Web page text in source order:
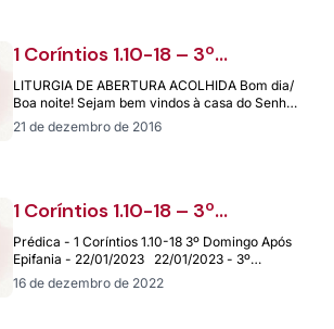
1 Coríntios 1.10-18 – 3º
22.01.2017
LITURGIA DE ABERTURA ACOLHIDA Bom dia/
Boa noite! Sejam bem vindos à casa do Senhor
para celebrarmos mais um culto.…
21 de dezembro de 2016
1 Coríntios 1.10-18 – 3º
Domingo Após Epifania –
22/01/2023
Prédica - 1 Coríntios 1.10-18 3º Domingo Após
Epifania - 22/01/2023 22/01/2023 - 3º
Domingo Após Epifania Pregação: 1…
16 de dezembro de 2022